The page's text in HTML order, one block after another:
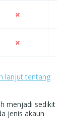
lanjut tentang
menjadi sedikit
jenis akaun